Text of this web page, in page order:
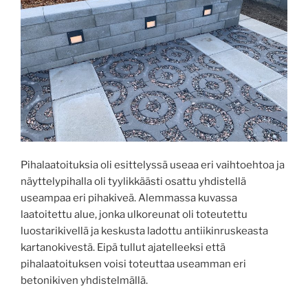
Pihalaatoituksia oli esittelyssä useaa eri vaihtoehtoa ja
näyttelypihalla oli tyylikkäästi osattu yhdistellä
useampaa eri pihakiveä. Alemmassa kuvassa
laatoitettu alue, jonka ulkoreunat oli toteutettu
luostarikivellä ja keskusta ladottu antiikinruskeasta
kartanokivestä. Eipä tullut ajatelleeksi että
pihalaatoituksen voisi toteuttaa useamman eri
betonikiven yhdistelmällä.